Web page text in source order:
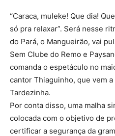
“Caraca, muleke! Que dia!
só pra relaxar”. Será nesse
do Pará, o Mangueirão, vai
Sem Clube do Remo e
comanda o espetáculo no
cantor Thiaguinho, que vem
Tardezinha.
Por conta disso, uma malha
colocada com o objetivo de
certificar a segurança da